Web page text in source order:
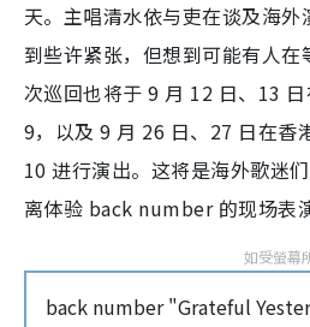
天。主唱清水依与吏在谈及海
到些许紧张，但想到可能有人
次巡回也将于 9 月 12 日、13
9，以及 9 月 26 日、27 日在
10 进行演出。这将是海外歌迷
离体验 back number 的现场表
back number "Grateful